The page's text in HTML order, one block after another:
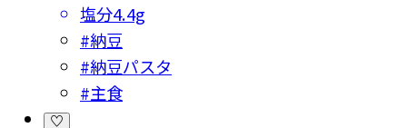
塩分4.4g
#納豆
#納豆パスタ
#主食